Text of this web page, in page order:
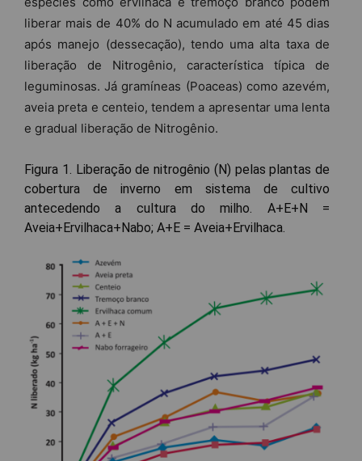
liberar mais de 40% do N acumulado em até 45 dias
após manejo (dessecação), tendo uma alta taxa de
liberação de Nitrogênio, característica típica de
leguminosas. Já gramíneas (Poaceas) como azevém,
aveia preta e centeio, tendem a apresentar uma lenta
e gradual liberação de Nitrogênio.
Figura 1. Liberação de nitrogênio (N) pelas plantas de
cobertura de inverno em sistema de cultivo
antecedendo a cultura do milho. A+E+N =
Aveia+Ervilhaca+Nabo; A+E = Aveia+Ervilhaca.